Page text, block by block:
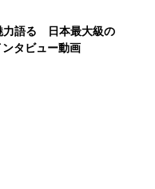
力語る 日本最大級の
タビュー動画